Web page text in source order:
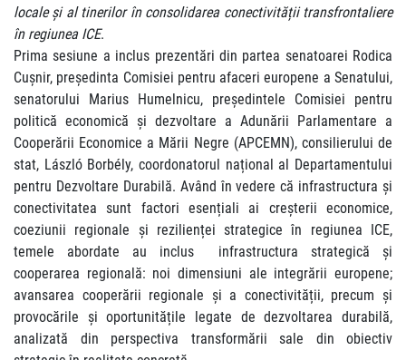
locale și al tinerilor în consolidarea conectivității transfrontaliere
în regiunea ICE.
Prima sesiune a inclus prezentări din partea senatoarei Rodica
Cușnir, președinta Comisiei pentru afaceri europene a Senatului,
senatorului Marius Humelnicu, președintele Comisiei pentru
politică economică și dezvoltare a Adunării Parlamentare a
Cooperării Economice a Mării Negre (APCEMN), consilierului de
stat, László Borbély, coordonatorul național al Departamentului
pentru Dezvoltare Durabilă. Având în vedere că infrastructura și
conectivitatea sunt factori esențiali ai creșterii economice,
coeziunii regionale și rezilienței strategice în regiunea ICE,
temele abordate au inclus infrastructura strategică și
cooperarea regională: noi dimensiuni ale integrării europene;
avansarea cooperării regionale și a conectivității, precum și
provocările și oportunitățile legate de dezvoltarea durabilă,
analizată din perspectiva transformării sale din obiectiv